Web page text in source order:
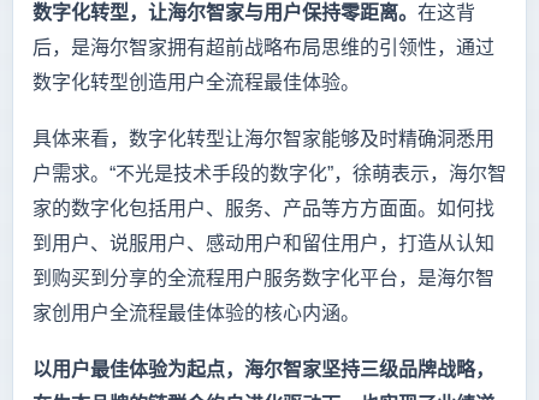
数字化转型，让海尔智家与用户保持零距离。 在这背
后，是海尔智家拥有超前战略布局思维的引领性，通过
数字化转型创造用户全流程最佳体验。
具体来看，数字化转型让海尔智家能够及时精确洞悉用
户需求。“不光是技术手段的数字化”，徐萌表示，海尔智
家的数字化包括用户、服务、产品等方方面面。如何找
到用户、说服用户、感动用户和留住用户，打造从认知
到购买到分享的全流程用户服务数字化平台，是海尔智
家创用户全流程最佳体验的核心内涵。
以用户最佳体验为起点，海尔智家坚持三级品牌战略，